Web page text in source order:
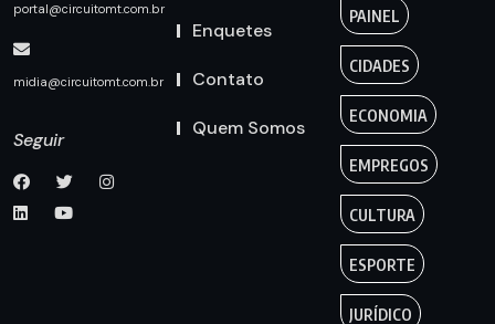
portal@circuitomt.com.br
midia@circuitomt.com.br
Seguir
Enquetes
Contato
Quem Somos
PAINEL
CIDADES
ECONOMIA
EMPREGOS
CULTURA
ESPORTE
JURÍDICO